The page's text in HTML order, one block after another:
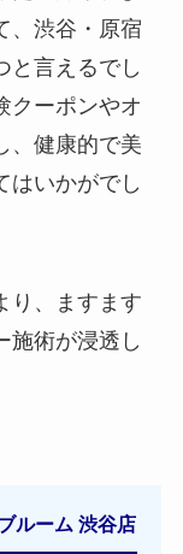
、渋谷・原宿
と言えるでし
クーポンやオ
、健康的で美
はいかがでし
り、ますます
施術が浸透し
ルーム 渋谷店